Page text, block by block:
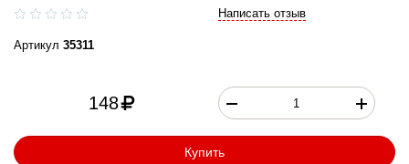
Написать отзыв
Артикул 35311
148
Купить